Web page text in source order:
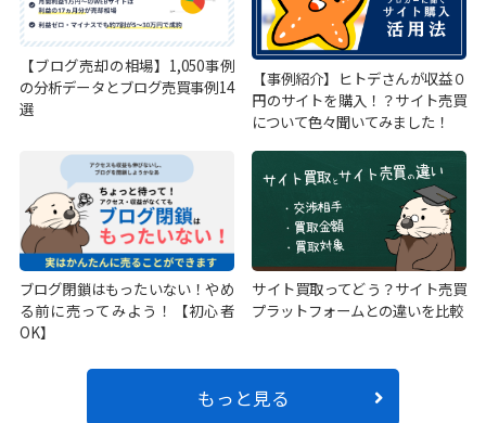
【ブログ売却の相場】1,050事例
の分析データとブログ売買事例14
選
【事例紹介】ヒトデさんが収益０
円のサイトを購入！？サイト売買
について色々聞いてみました！
ブログ閉鎖はもったいない！やめ
る前に売ってみよう！【初心者
OK】
サイト買取ってどう？サイト売買
プラットフォームとの違いを比較
もっと見る